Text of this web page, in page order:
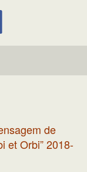
de
et Orbi” 2018-